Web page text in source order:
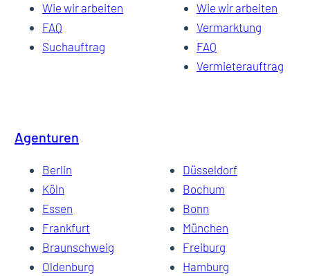
Wie wir arbeiten
FAQ
Suchauftrag
Wie wir arbeiten
Vermarktung
FAQ
Vermieterauftrag
Agenturen
Berlin
Düsseldorf
Köln
Bochum
Essen
Bonn
Frankfurt
München
Braunschweig
Freiburg
Oldenburg
Hamburg